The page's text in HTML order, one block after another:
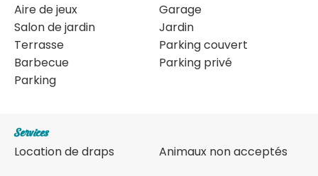
Aire de jeux
Salon de jardin
Terrasse
Barbecue
Parking
Garage
Jardin
Parking couvert
Parking privé
Services
Location de draps Animaux non acceptés